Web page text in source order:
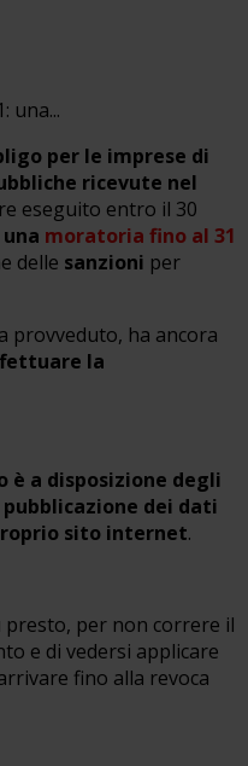
una...
per le imprese di
ricevute nel
eseguito entro il 30
moratoria fino al 31
delle sanzioni per
provveduto, ha ancora
la
a disposizione degli
dei dati
sito internet.
per non correre il
e di vedersi applicare
fino alla revoca